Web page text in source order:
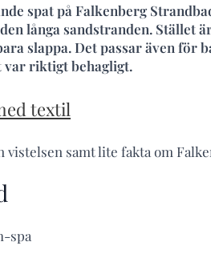
spat på Falkenberg
långa sandstranden. Stället
slappa. Det passar även för
var riktigt behagligt.
textil
samt lite fakta om